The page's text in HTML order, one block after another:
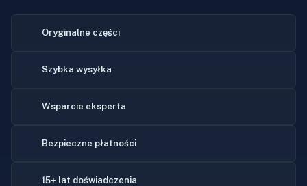
Oryginalne części
Szybka wysyłka
Wsparcie eksperta
Bezpieczne płatności
15+ lat doświadczenia